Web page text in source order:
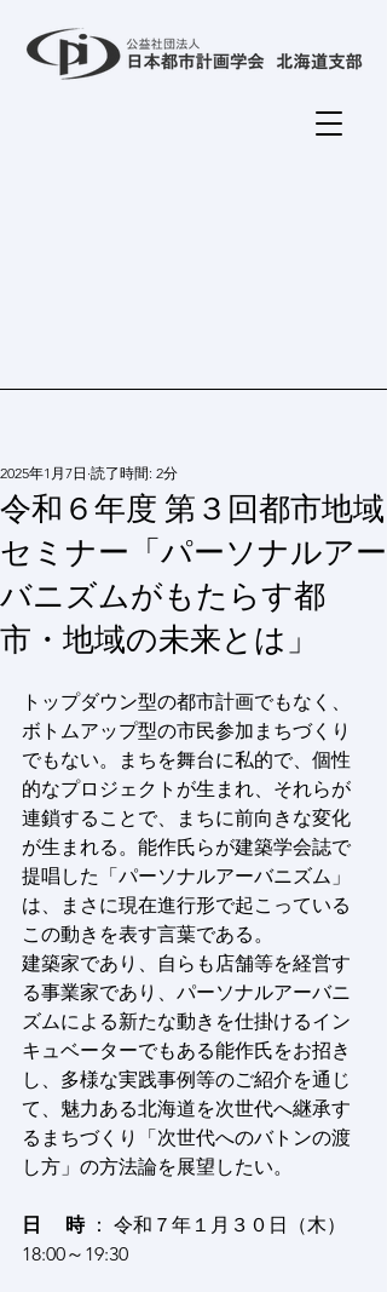
令和６年度 第３回都市地域
セミナー「パーソナルアー
バニズムがもたらす都
市・地域の未来とは」
2025年1月7日 読了時間: 2分
トップダウン型の都市計画でもなく、
ボトムアップ型の市民参加まちづくり
でもない。まちを舞台に私的で、個性
的なプロジェクトが生まれ、それらが
連鎖することで、まちに前向きな変化
が生まれる。能作氏らが建築学会誌で
提唱した「パーソナルアーバニズム」
は、まさに現在進行形で起こっている
この動きを表す言葉である。
建築家であり、自らも店舗等を経営す
る事業家であり、パーソナルアーバニ
ズムによる新たな動きを仕掛けるイン
キュベーターでもある能作氏をお招き
し、多様な実践事例等のご紹介を通じ
て、魅力ある北海道を次世代へ継承す
るまちづくり「次世代へのバトンの渡
し方」の方法論を展望したい。
日　 時 ： 令和７年１月３０日（木）
18:00～19:30